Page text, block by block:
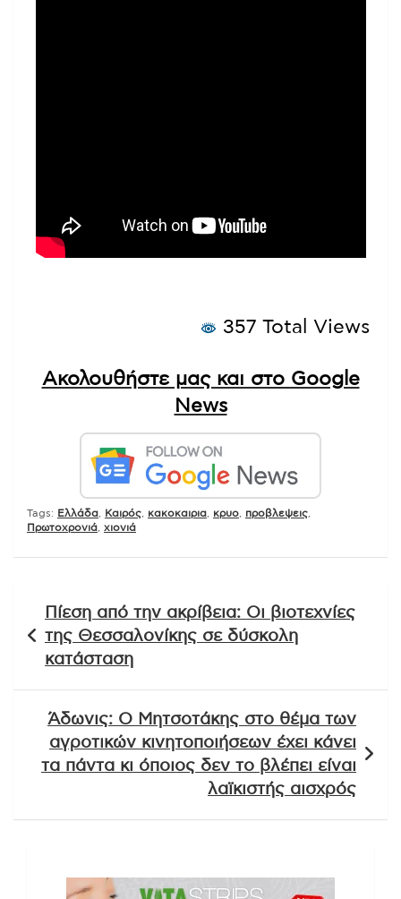
357 Total Views
Ακολουθήστε μας και στο Google
News
Tags: Ελλάδα Καιρός κακοκαιρια κρυο προβλεψεις
Πρωτοχρονιά χιονιά
άρθρων
Πίεση από την ακρίβεια: Οι βιοτεχνίες
της Θεσσαλονίκης σε δύσκολη
κατάσταση
Άδωνις: Ο Μητσοτάκης στο θέμα των
αγροτικών κινητοποιήσεων έχει κάνει
τα πάντα κι όποιος δεν το βλέπει είναι
λαϊκιστής αισχρός